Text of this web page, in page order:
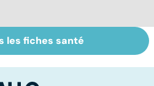
Le saturnisme :
une intoxication
les fiches santé